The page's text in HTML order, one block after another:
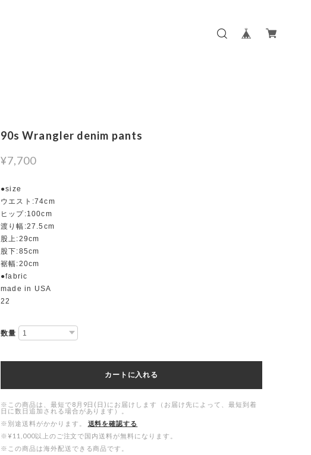
90s Wrangler denim pants
¥7,700
●size
ウエスト:74cm
ヒップ:100cm
渡り幅:27.5cm
股上:29cm
股下:85cm
裾幅:20cm
●fabric
made in USA
22
数量
カートに入れる
※この商品は、最短で8月9日(日)にお届けします（お届け先によって、最短到着
日に数日追加される場合があります）。
※別途送料がかかります。
送料を確認する
※¥11,000以上のご注文で国内送料が無料になります。
※この商品は海外配送できる商品です。